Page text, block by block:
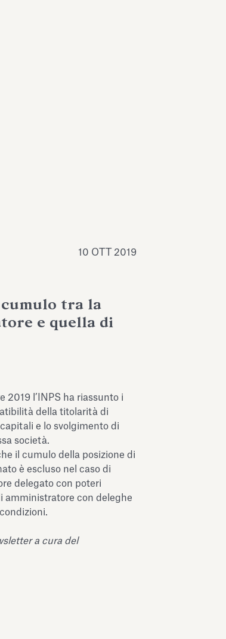
10 OTT 2019
cumulo tra la
e quella di
2019 l’INPS ha riassunto i
della titolarità di
e lo svolgimento di
società.
il cumulo della posizione di
è escluso nel caso di
delegato con poteri
amministratore con deleghe
a cura del